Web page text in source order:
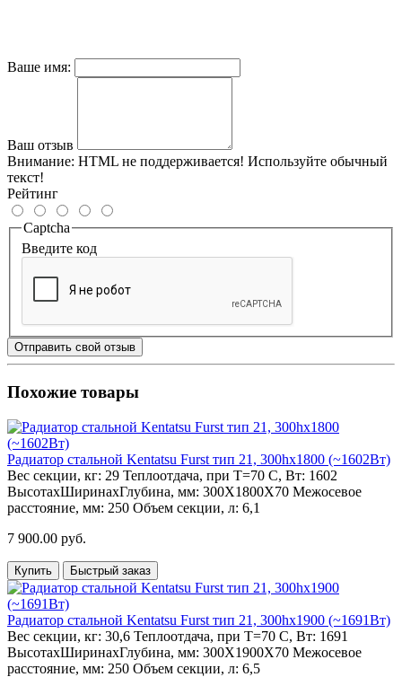
Ваше имя:
Ваш отзыв
Внимание: HTML не поддерживается! Используйте обычный
текст!
Рейтинг
Captcha
Введите код
Отправить свой отзыв
Похожие товары
Радиатор стальной Kentatsu Furst тип 21, 300hх1800 (~1602Вт)
Вес секции, кг: 29 Теплоотдача, при Т=70 С, Вт: 1602
ВысотахШиринахГлубина, мм: 300Х1800Х70 Межосевое
расстояние, мм: 250 Объем секции, л: 6,1
7 900.00 руб.
Купить Быстрый заказ
Радиатор стальной Kentatsu Furst тип 21, 300hх1900 (~1691Вт)
Вес секции, кг: 30,6 Теплоотдача, при Т=70 С, Вт: 1691
ВысотахШиринахГлубина, мм: 300Х1900Х70 Межосевое
расстояние, мм: 250 Объем секции, л: 6,5